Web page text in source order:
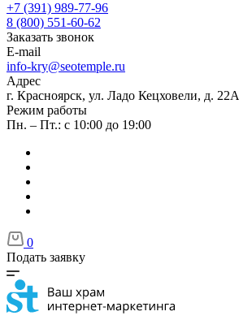
+7 (391) 989-77-96
8 (800) 551-60-62
Заказать звонок
E-mail
info-kry@seotemple.ru
Адрес
г. Красноярск, ул. Ладо Кецховели, д. 22А
Режим работы
Пн. – Пт.: с 10:00 до 19:00
0
Подать заявку